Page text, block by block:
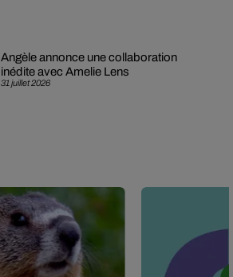
31 juillet 2026
Angèle annonce une collaboration
inédite avec Amelie Lens